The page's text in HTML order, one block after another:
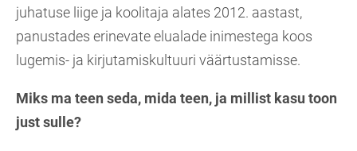
juhatuse liige ja koolitaja alates 2012. aastast,
panustades erinevate elualade inimestega koos
lugemis- ja kirjutamiskultuuri väärtustamisse.
Miks ma teen seda, mida teen, ja millist kasu toon
just sulle?